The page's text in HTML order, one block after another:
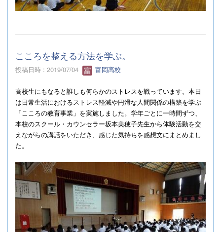
こころを整える方法を学ぶ。
投稿日時 : 2019/07/04 富岡高校
高校生にもなると誰しも何らかのストレスを戦っています。本日
は日常生活におけるストレス軽減や円滑な人間関係の構築を学ぶ
「こころの教育事業」を実施しました。学年ごとに一時間ずつ、
本校のスクール・カウンセラー坂本美穂子先生から体験活動を交
えながらの講話をいただき、感じた気持ちを感想文にまとめまし
た。